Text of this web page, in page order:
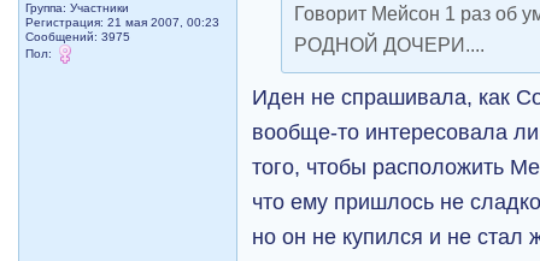
Группа: Участники
Регистрация: 21 мая 2007, 00:23
Сообщений: 3975
Пол:
Говорит Мейсон 1 раз об
РОДНОЙ ДОЧЕРИ....
Иден не спрашивала, как
вообще-то интересовала
того, чтобы расположить
что ему пришлось не
но он не купился и не стал